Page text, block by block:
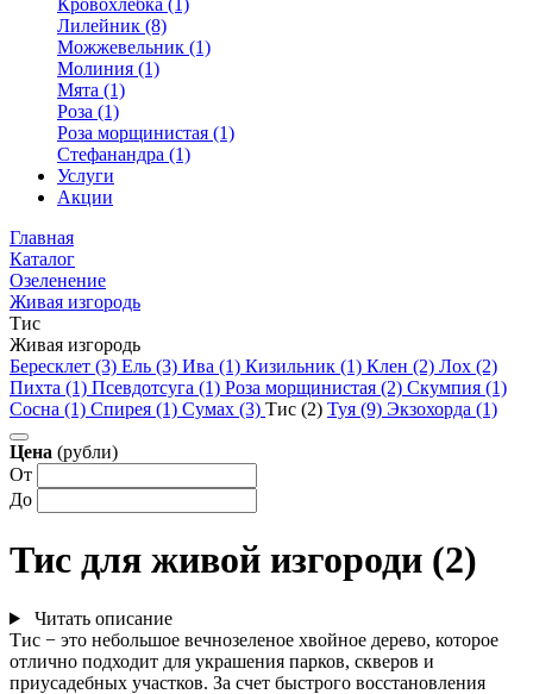
Кровохлебка (1)
Лилейник (8)
Можжевельник (1)
Молиния (1)
Мята (1)
Роза (1)
Роза морщинистая (1)
Стефанандра (1)
Услуги
Акции
Главная
Каталог
Озеленение
Живая изгородь
Тис
Живая изгородь
Бересклет (3) Ель (3) Ива (1) Кизильник (1) Клен (2) Лох (2)
Пихта (1) Псевдотсуга (1) Роза морщинистая (2) Скумпия (1)
Сосна (1) Спирея (1) Сумах (3) Тис (2) Туя (9) Экзохорда (1)
Цена (рубли)
От
До
Тис для живой изгороди (2)
Читать описание
Тис − это небольшое вечнозеленое хвойное дерево, которое
отлично подходит для украшения парков, скверов и
приусадебных участков. За счет быстрого восстановления